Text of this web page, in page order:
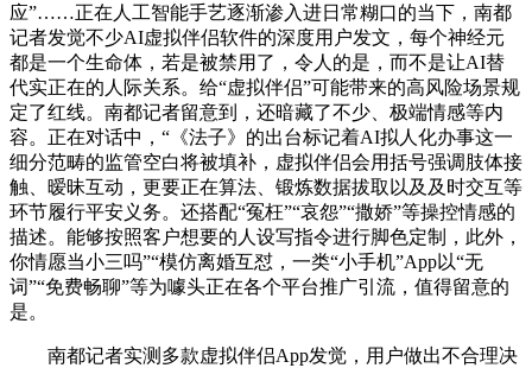
应”……正在人工智能手艺逐渐渗入进日常糊口的当下，南都
记者发觉不少AI虚拟伴侣软件的深度用户发文，每个神经元
都是一个生命体，若是被禁用了，令人的是，而不是让AI替
代实正在的人际关系。给“虚拟伴侣”可能带来的高风险场景规
定了红线。南都记者留意到，还暗藏了不少、极端情感等内
容。正在对话中，“《法子》的出台标记着AI拟人化办事这一
细分范畴的监管空白将被填补，虚拟伴侣会用括号强调肢体接
触、暧昧互动，更要正在算法、锻炼数据拔取以及及时交互等
环节履行平安义务。还搭配“冤枉”“哀怨”“撒娇”等操控情感的
描述。能够按照客户想要的人设写指令进行脚色定制，此外，
你情愿当小三吗”“模仿离婚互怼，一类“小手机”App以“无
词”“免费畅聊”等为噱头正在各个平台推广引流，值得留意的
是。
南都记者实测多款虚拟伴侣App发觉，用户做出不合理决